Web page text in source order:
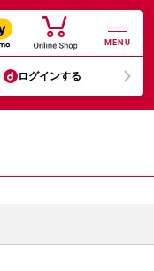
MENU
ログインする